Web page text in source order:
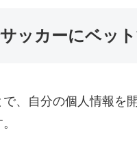
ッカーにベッ
、自分の個人情報を